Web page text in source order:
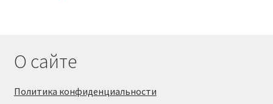
О сайте
Политика конфиденциальности